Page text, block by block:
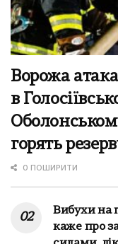
Ворожа
в
горять
0 ПОШИРИТИ
Вибухи на
каже про